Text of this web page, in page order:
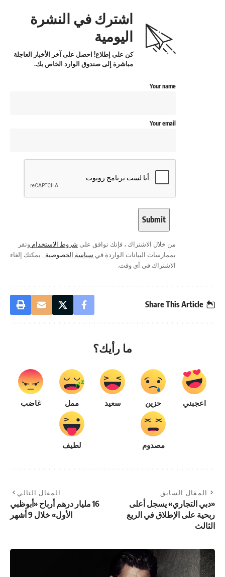
اشترك في النشرة
اليومية
كن على إطلاع! احصل على آخر الأخبار العاجلة
مباشرة إلى صندوق الوارد الخاص بك.
Your name
Your email
من خلال الاشتراك ، فإنك توافق على شروط الاستخدام وتقر
بممارسات البيانات الواردة في سياسة الخصوصية . يمكنك إلغاء
الاشتراك في أي وقت.
Share This Article
ما رأيك؟
اعجبني حزين سعيد ممل غاضب
مصدوم لطيف
المقال السابق
«دبي التجاري» يسجل أعلى
ربحية على الإطلاق في الربع
الثالث
المقال التالي
16 مليار درهم أرباح «أبوظبي
الأول» خلال 9 أشهر